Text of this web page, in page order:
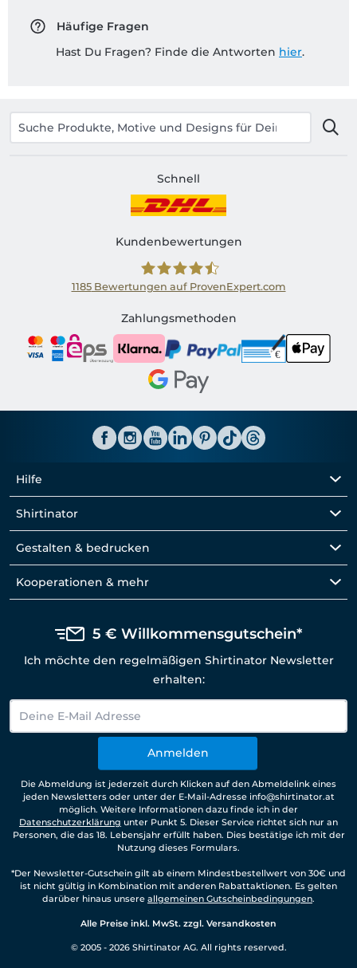
Häufige Fragen
Hast Du Fragen? Finde die Antworten hier.
Schnell
Kundenbewertungen
Shirtinator AT
1185Bewertungen auf ProvenExpert.com
Zahlungsmethoden
Hilfe
Shirtinator
Gestalten & bedrucken
Kooperationen & mehr
5 € Willkommensgutschein*
Ich möchte den regelmäßigen Shirtinator Newsletter
erhalten:
Anmelden
Die Abmeldung ist jederzeit durch Klicken auf den Abmeldelink eines
jeden Newsletters oder unter der E-Mail-Adresse info@shirtinator.at
möglich. Weitere Informationen dazu finde ich in der
Datenschutzerklärung unter Punkt 5. Dieser Service richtet sich nur an
Personen, die das 18. Lebensjahr erfüllt haben. Dies bestätige ich mit der
Nutzung dieses Formulars.
*Der Newsletter-Gutschein gilt ab einem Mindestbestellwert von 30€ und
ist nicht gültig in Kombination mit anderen Rabattaktionen. Es gelten
darüber hinaus unsere allgemeinen Gutscheinbedingungen.
Alle Preise inkl. MwSt. zzgl. Versandkosten
© 2005 - 2026 Shirtinator AG. All rights reserved.